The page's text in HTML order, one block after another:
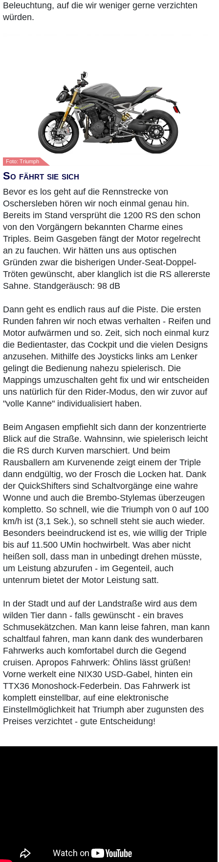
Beleuchtung, auf die wir weniger gerne verzichten
würden.
Foto: Triumph
So fährt sie sich
Bevor es los geht auf die Rennstrecke von
Oschersleben hören wir noch einmal genau hin.
Bereits im Stand versprüht die 1200 RS den schon
von den Vorgängern bekannten Charme eines
Triples. Beim Gasgeben fängt der Motor regelrecht
an zu fauchen. Wir hätten uns aus optischen
Gründen zwar die bisherigen Under-Seat-Doppel-
Tröten gewünscht, aber klanglich ist die RS allererste
Sahne. Standgeräusch: 98 dB
Dann geht es endlich raus auf die Piste. Die ersten
Runden fahren wir noch etwas verhalten - Reifen und
Motor aufwärmen und so. Zeit, sich noch einmal kurz
die Bedientaster, das Cockpit und die vielen Designs
anzusehen. Mithilfe des Joysticks links am Lenker
gelingt die Bedienung nahezu spielerisch. Die
Mappings umzuschalten geht fix und wir entscheiden
uns natürlich für den Rider-Modus, den wir zuvor auf
"volle Kanne" individualisiert haben.
Beim Angasen empfiehlt sich dann der konzentrierte
Blick auf die Straße. Wahnsinn, wie spielerisch leicht
die RS durch Kurven marschiert. Und beim
Rausballern am Kurvenende zeigt einem der Triple
dann endgültig, wo der Frosch die Locken hat. Dank
der QuickShifters sind Schaltvorgänge eine wahre
Wonne und auch die Brembo-Stylemas überzeugen
kompletto. So schnell, wie die Triumph von 0 auf 100
km/h ist (3,1 Sek.), so schnell steht sie auch wieder.
Besonders beeindruckend ist es, wie willig der Triple
bis auf 11.500 UMin hochwirbelt. Was aber nicht
heißen soll, dass man in unbedingt drehen müsste,
um Leistung abzurufen - im Gegenteil, auch
untenrum bietet der Motor Leistung satt.
In der Stadt und auf der Landstraße wird aus dem
wilden Tier dann - falls gewünscht - ein braves
Schmusekätzchen. Man kann leise fahren, man kann
schaltfaul fahren, man kann dank des wunderbaren
Fahrwerks auch komfortabel durch die Gegend
cruisen. Apropos Fahrwerk: Öhlins lässt grüßen!
Vorne werkelt eine NIX30 USD-Gabel, hinten ein
TTX36 Monoshock-Federbein. Das Fahrwerk ist
komplett einstellbar, auf eine elektronische
Einstellmöglichkeit hat Triumph aber zugunsten des
Preises verzichtet - gute Entscheidung!